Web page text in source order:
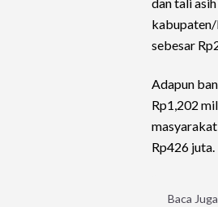
sebesar
Adapun
Rp1,202
Rp426 juta.
Baca